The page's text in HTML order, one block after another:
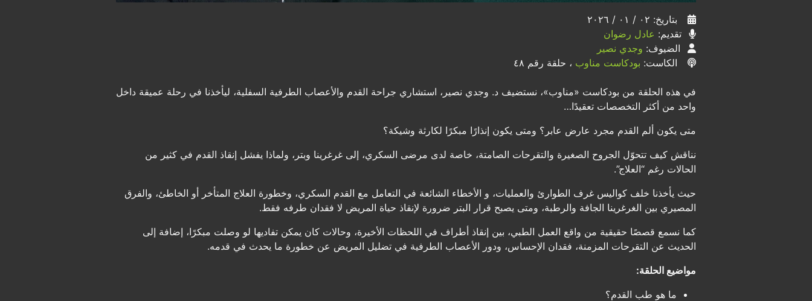
بتاريخ: ٠٢ / ٠١ / ٢٠٢٦
تقديم: عادل رضوان
الضيوف: وجدي نصير
الكاست: بودكاست مناوب ، حلقة رقم ٤٨
في هذه الحلقة من بودكاست «مناوب»، نستضيف د. وجدي نصير، استشاري جراحة القدم والأعصاب الطرفية السفلية، ليأخذنا في رحلة عميقة داخل
واحد من أكثر التخصصات تعقيدًا…
متى يكون ألم القدم مجرد عارض عابر؟ ومتى يكون إنذارًا مبكرًا لكارثة وشيكة؟
نناقش كيف تتحوّل الجروح الصغيرة والتقرحات الصامتة، خاصة لدى مرضى السكري، إلى غرغرينا وبتر، ولماذا يفشل إنقاذ القدم في كثير من
الحالات رغم “العلاج”.
حيث يأخذنا خلف كواليس غرف الطوارئ والعمليات، و الأخطاء الشائعة في التعامل مع القدم السكري، وخطورة العلاج المتأخر أو الخاطئ، والفرق
المصيري بين الغرغرينا الجافة والرطبة، ومتى يصبح قرار البتر ضرورة لإنقاذ حياة المريض لا فقدان طرفه فقط.
كما نسمع قصصًا حقيقية من واقع العمل الطبي، بين إنقاذ أطراف في اللحظات الأخيرة، وحالات كان يمكن تفاديها لو وصلت مبكرًا، إضافة إلى
الحديث عن التقرحات المزمنة، فقدان الإحساس، ودور الأعصاب الطرفية في تضليل المريض عن خطورة ما يحدث في قدمه.
مواضيع الحلقة:
ما هو طب القدم؟